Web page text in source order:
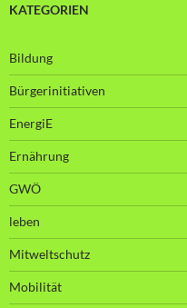
KATEGORIEN
Bildung
Bürgerinitiativen
EnergiE
Ernährung
GWÖ
leben
Mitweltschutz
Mobilität